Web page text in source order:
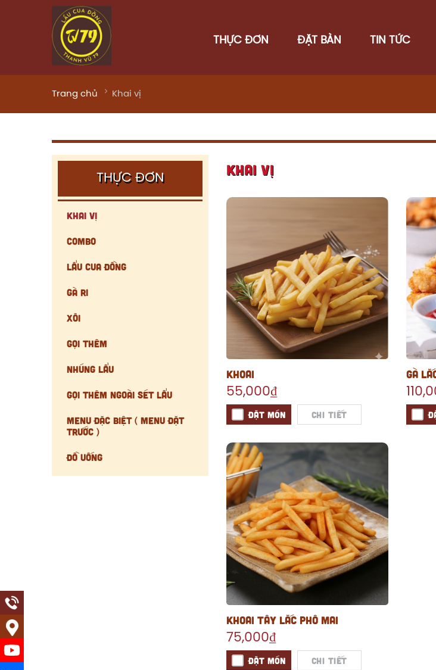
THỰC ĐƠN ĐẶT BÀN TIN TỨC
Trang chủ Khai vị
KHAI VỊ
KHOAI
55,000₫
ĐẶT MÓN Chi tiết
GÀ
KHOAI TÂY LẮC PHÔ MAI
75,000₫
ĐẶT MÓN Chi tiết
THỰC ĐƠN
Khai vị
Combo
Lẩu cua đồng
Gà ri
Xôi
Gọi Thêm
Nhúng Lẩu
Gọi Thêm Ngoài Sét Lẩu
Menu Đặc Biệt ( Menu Đặt
Trước )
Đồ uống